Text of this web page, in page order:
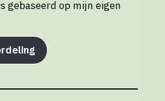
gebaseerd op mijn eigen